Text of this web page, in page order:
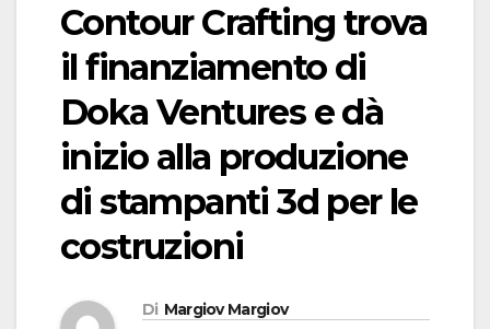
Contour Crafting trova
il finanziamento di
Doka Ventures e dà
inizio alla produzione
di stampanti 3d per le
costruzioni
Di Margiov Margiov